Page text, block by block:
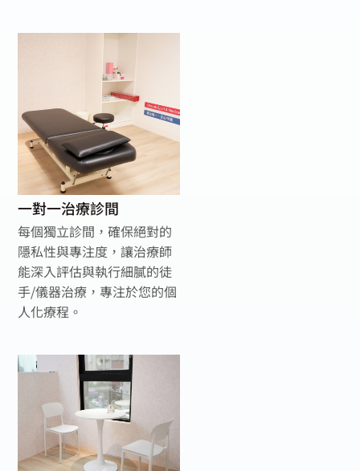
一對一治療診間
每個獨立診間，確保絕對的
隱私性與專注度，讓治療師
能深入評估與執行細膩的徒
手/儀器治療，專注於您的個
人化療程。